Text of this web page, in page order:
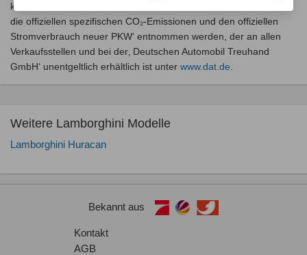
Weitere Lamborghini Modelle
Lamborghini Huracan
können dem, Leitfaden über den offiziellen Kraftstoffverbrauch,
die offiziellen spezifischen CO₂-Emissionen und den offiziellen
Stromverbrauch neuer PKW‘ entnommen werden, der an allen
Verkaufsstellen und bei der‚ Deutschen Automobil Treuhand
GmbH‘ unentgeltlich erhältlich ist unter www.dat.de
Bekannt aus
Kontakt
AGB